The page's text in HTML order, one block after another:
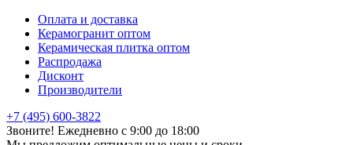
Оплата и доставка
Керамогранит оптом
Керамическая плитка оптом
Распродажа
Дисконт
Производители
+7 (495) 600-3822
Звоните! Ежедневно с 9:00 до 18:00